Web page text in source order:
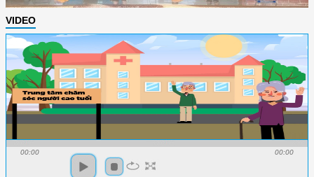
VIDEO
00:00 00:00